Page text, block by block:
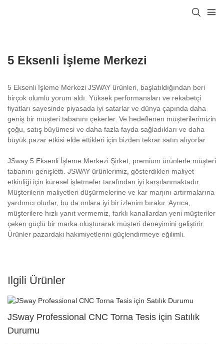
5 Eksenli İşleme Merkezi
5 Eksenli İşleme Merkezi JSWAY ürünleri, başlatıldığından beri
birçok olumlu yorum aldı. Yüksek performansları ve rekabetçi
fiyatları sayesinde piyasada iyi satarlar ve dünya çapında daha
geniş bir müşteri tabanını çekerler. Ve hedeflenen müşterilerimizin
çoğu, satış büyümesi ve daha fazla fayda sağladıkları ve daha
büyük pazar etkisi elde ettikleri için bizden tekrar satın alıyorlar.
JSway 5 Eksenli İşleme Merkezi Şirket, premium ürünlerle müşteri
tabanını genişletti. JSWAY ürünlerimiz, gösterdikleri maliyet
etkinliği için küresel işletmeler tarafından iyi karşılanmaktadır.
Müşterilerin maliyetleri düşürmelerine ve kar marjını artırmalarına
yardımcı olurlar, bu da onlara iyi bir izlenim bırakır. Ayrıca,
müşterilere hızlı yanıt vermemiz, farklı kanallardan yeni müşteriler
çeken güçlü bir marka oluşturarak müşteri deneyimini geliştirir.
Ürünler pazardaki hakimiyetlerini güçlendirmeye eğilimli.
Ilgili Ürünler
JSway Professional CNC Torna Tesis için Satılık
Durumu